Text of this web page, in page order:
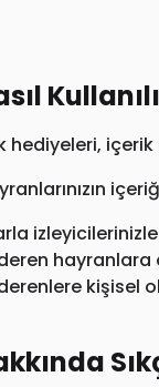
hediyeleri,
kişisel